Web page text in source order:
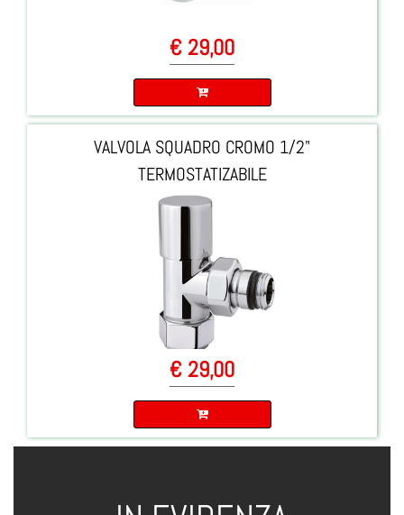
€ 29,00
VALVOLA SQUADRO CROMO 1/2"
TERMOSTATIZABILE
€ 29,00